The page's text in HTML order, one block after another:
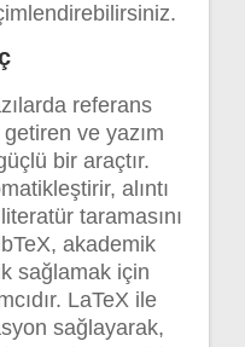
referans
ve yazım
bir araçtır.
alıntı
taramasını
akademik
sağlamak için
LaTeX ile
sağlayarak,